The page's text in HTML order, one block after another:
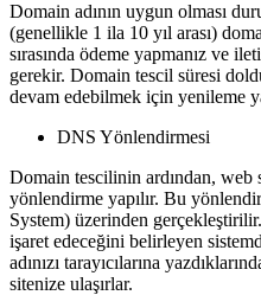
Domain adının uygun olması
(genellikle 1 ila 10 yıl arası)
sırasında ödeme yapmanız ve
gerekir. Domain tescil süresi
devam edebilmek için yenileme
DNS Yönlendirmesi
Domain tescilinin ardından, web
yönlendirme yapılır. Bu
System) üzerinden
işaret edeceğini belirleyen
adınızı tarayıcılarına
sitenize ulaşırlar.